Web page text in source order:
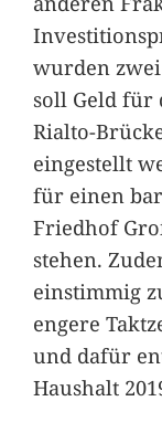
wurden zwei
soll Geld für
Rialto-
eingestellt
für einen
Friedhof
stehen.
einstimmig
engere
und dafür
Haushalt